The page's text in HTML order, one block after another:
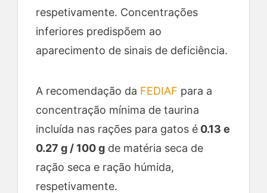
respetivamente. Concentrações
inferiores predispõem ao
aparecimento de sinais de deficiência.
A recomendação da FEDIAF para a
concentração mínima de taurina
incluída nas rações para gatos é 0.13 e
0.27 g / 100 g de matéria seca de
ração seca e ração húmida,
respetivamente.